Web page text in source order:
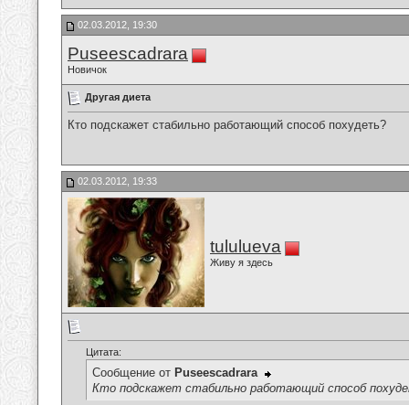
02.03.2012, 19:30
Puseescadrara
Новичок
Другая диета
Кто подскажет стабильно работающий способ похудеть?
02.03.2012, 19:33
tululueva
Живу я здесь
Цитата:
Сообщение от Puseescadrara
Кто подскажет стабильно работающий способ